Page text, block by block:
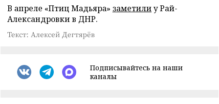
В апреле «Птиц Мадьяра» заметилиу Рай-
Александровки в ДНР.
Текст: Алексей Дегтярёв
Подписывайтесь на наши
каналы